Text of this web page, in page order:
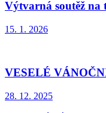
Výtvarná soutěž
15. 1. 2026
VESELÉ
28. 12. 2025